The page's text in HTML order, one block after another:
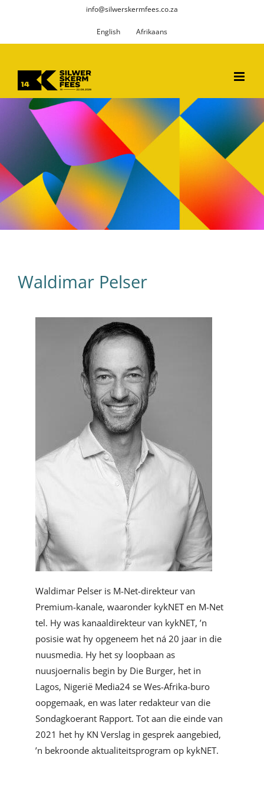
info@silwerskermfees.co.za
English Afrikaans
Waldimar Pelser
Waldimar Pelser is M-Net-direkteur van
Premium-kanale, waaronder kykNET en M-Net
tel. Hy was kanaaldirekteur van kykNET, ’n
posisie wat hy opgeneem het ná 20 jaar in die
nuusmedia. Hy het sy loopbaan as
nuusjoernalis begin by Die Burger, het in
Lagos, Nigerië Media24 se Wes-Afrika-buro
oopgemaak, en was later redakteur van die
Sondagkoerant Rapport. Tot aan die einde van
2021 het hy KN Verslag in gesprek aangebied,
’n bekroonde aktualiteitsprogram op kykNET.